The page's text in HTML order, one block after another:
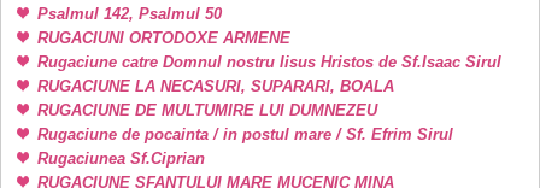
Psalmul 142, Psalmul 50
RUGACIUNI ORTODOXE ARMENE
Rugaciune catre Domnul nostru Iisus Hristos de Sf.Isaac Sirul
RUGACIUNE LA NECASURI, SUPARARI, BOALA
RUGACIUNE DE MULTUMIRE LUI DUMNEZEU
Rugaciune de pocainta / in postul mare / Sf. Efrim Sirul
Rugaciunea Sf.Ciprian
RUGACIUNE SFANTULUI MARE MUCENIC MINA